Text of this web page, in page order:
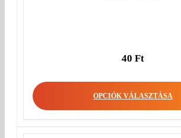
40 Ft
OPCIÓK VÁLASZTÁSA